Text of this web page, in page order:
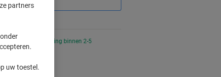
uur besteld, bezorging binnen 2-5
partners
uw toestel.